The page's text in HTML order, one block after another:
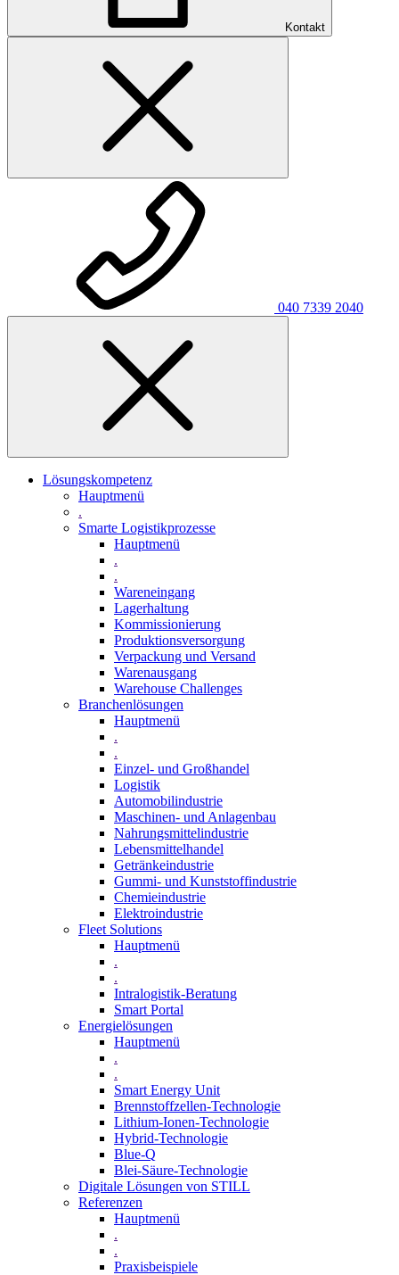
Kontakt
040 7339 2040
Lösungskompetenz
Hauptmenü
.
Smarte Logistikprozesse
Hauptmenü
.
.
Wareneingang
Lagerhaltung
Kommissionierung
Produktionsversorgung
Verpackung und Versand
Warenausgang
Warehouse Challenges
Branchenlösungen
Hauptmenü
.
.
Einzel- und Großhandel
Logistik
Automobilindustrie
Maschinen- und Anlagenbau
Nahrungsmittelindustrie
Lebensmittelhandel
Getränkeindustrie
Gummi­- und Kunststoffindustrie
Chemieindustrie
Elektroindustrie
Fleet Solutions
Hauptmenü
.
.
Intralogistik-Beratung
Smart Portal
Energielösungen
Hauptmenü
.
.
Smart Energy Unit
Brennstoffzellen-Technologie
Lithium-Ionen-Technologie
Hybrid-Technologie
Blue-Q
Blei-Säure-Technologie
Digitale Lösungen von STILL
Referenzen
Hauptmenü
.
.
Praxisbeispiele